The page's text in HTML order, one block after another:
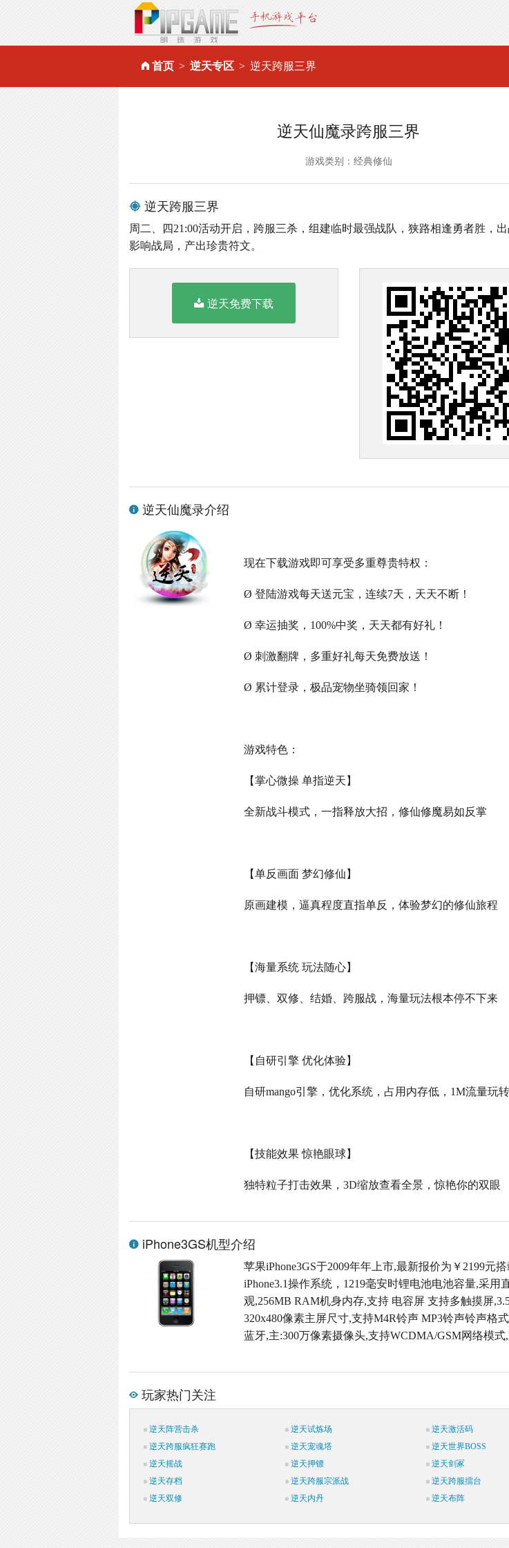
首页 逆天专区 逆天跨服三界
逆天仙魔录跨服三界
游戏类别：经典修仙
逆天跨服三界
周二、四21:00活动开启，跨服三杀，组建临时最强战队，狭路相逢勇者胜，
影响战局，产出珍贵符文。
逆天免费下载
逆天仙魔录介绍
现在下载游戏即可享受多重尊贵特权：
Ø 登陆游戏每天送元宝，连续7天，天天不断！
Ø 幸运抽奖，100%中奖，天天都有好礼！
Ø 刺激翻牌，多重好礼每天免费放送！
Ø 累计登录，极品宠物坐骑领回家！
游戏特色：
【掌心微操 单指逆天】
全新战斗模式，一指释放大招，修仙修魔易如反掌
【单反画面 梦幻修仙】
原画建模，逼真程度直指单反，体验梦幻的修仙旅程
【海量系统 玩法随心】
押镖、双修、结婚、跨服战，海量玩法根本停不下来
【自研引擎 优化体验】
自研mango引擎，优化系统，占用内存低， 1M流量玩
【技能效果 惊艳眼球】
独特粒子打击效果，3D缩放查看全景，惊艳你的双眼
iPhone3GS机型介绍
苹果iPhone3GS于2009年年上市,最新报价为￥2199元
iPhone3.1操作系统，1219毫安时锂电池电池容量,采用
观,256MB RAM机身内存,支持 电容屏 支持多触摸屏
320x480像素主屏尺寸,支持M4R铃声 MP3铃声铃声格
蓝牙,主:300万像素摄像头,支持WCDMA/GSM网络模式,
玩家热门关注
逆天阵营击杀 逆天试炼场
逆天激活码
逆天跨服疯狂赛跑
逆天宠魂塔
逆天世界BOSS
逆天摇战
逆天押镖
逆天剑冢
逆天存档
逆天跨服宗派战
逆天跨服擂台
逆天双修
逆天内丹 逆天布阵